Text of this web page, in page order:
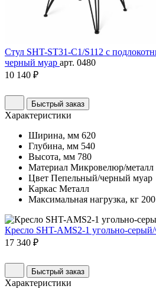
Стул SHT-ST31-C1/S112 с
черный муар арт. 0480
10 140 ₽
Быстрый заказ
Характеристики
Ширина, мм 620
Глубина, мм 540
Высота, мм 780
Материал Микровелюр/металл
Цвет Пепельный/черный муар
Каркас Металл
Максимальная нагрузка, кг 200
Кресло SHT-AMS2-1 угольно-
17 340 ₽
Быстрый заказ
Характеристики